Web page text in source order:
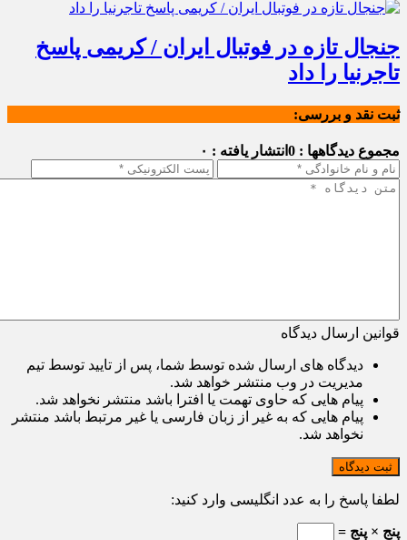
جنجال تازه در فوتبال ایران / کریمی پاسخ
تاجرنیا را داد
ثبت نقد و بررسی:
مجموع دیدگاهها : 0 انتشار یافته : ۰
قوانین ارسال دیدگاه
دیدگاه های ارسال شده توسط شما، پس از تایید توسط تیم
مدیریت در وب منتشر خواهد شد.
پیام هایی که حاوی تهمت یا افترا باشد منتشر نخواهد شد.
پیام هایی که به غیر از زبان فارسی یا غیر مرتبط باشد منتشر
نخواهد شد.
ثبت دیدگاه
لطفا پاسخ را به عدد انگلیسی وارد کنید:
پنج × پنج =